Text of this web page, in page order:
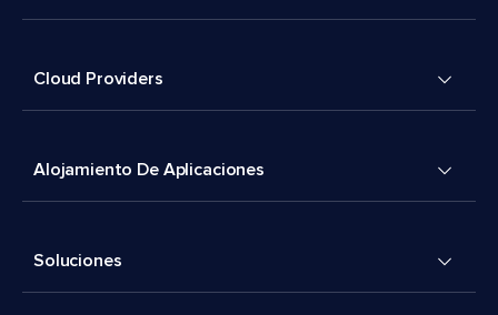
Cloud Providers
Alojamiento De Aplicaciones
Soluciones